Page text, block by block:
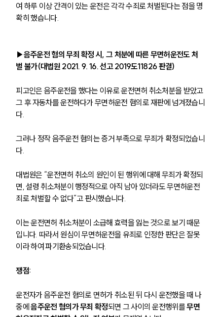
팀소개
팀소개
오시는 길
글로벌 파트너 로펌
고객의 소리
주요 업무사례
사례분석/최신동향
법률정보
고객후기
업무분야
여 하루 이상 간격이 있는 운전은 각각 수죄로 처벌된다는 점을 명
확히 했습니다.
▶음주운전 혐의 무죄 확정 시, 그 처분에 따른 무면허운전도 처
벌 불가(대법원 2021. 9. 16. 선고 2019도11826 판결)
피고인은 음주운전을 했다는 이유로 운전면허 취소처분을 받았고
그 후 자동차를 운전하다가 무면허운전 혐의로 재판에 넘겨졌습니
다.
그러나 정작 음주운전 혐의는 증거 부족으로 무죄가 확정되었습니
다.
대법원은 “운전면허 취소의 원인이 된 행위에 대해 무죄가 확정되
면, 설령 취소처분이 행정적으로 아직 남아 있더라도 무면허운전
죄로 처벌할 수 없다”고 판시했습니다.
이는 운전면허 취소처분이 소급해 효력을 잃는 것으로 보기 때문
입니다. 따라서 원심이 무면허운전을 유죄로 인정한 판단은 잘못
이라 하여 파기환송되었습니다.
쟁점:
운전자가 음주운전 혐의로 면허가 취소된 뒤 다시 운전했을 때 나
중에 음주운전 혐의가 무죄 확정되면 그 사이의 운전행위를 무면